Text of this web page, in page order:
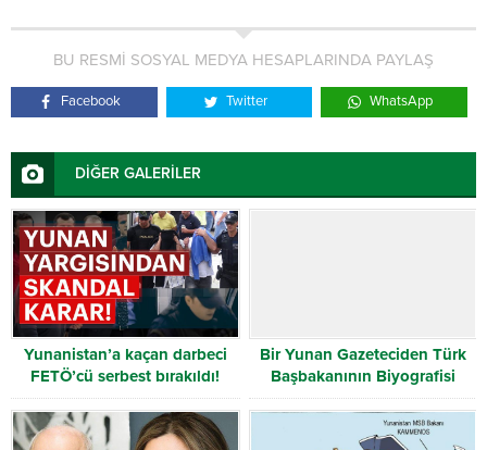
BU RESMİ SOSYAL MEDYA HESAPLARINDA PAYLAŞ
Facebook Twitter WhatsApp
DİĞER GALERİLER
Yunanistan’a kaçan darbeci
FETÖ’cü serbest bırakıldı!
Bir Yunan Gazeteciden Türk
Başbakanının Biyografisi